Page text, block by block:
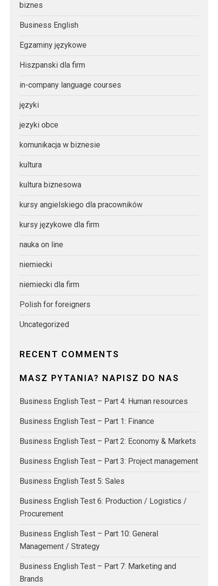
biznes
Business English
Egzaminy językowe
Hiszpanski dla firm
in-company language courses
języki
jezyki obce
komunikacja w biznesie
kultura
kultura biznesowa
kursy angielskiego dla pracowników
kursy językowe dla firm
nauka on line
niemiecki
niemiecki dla firm
Polish for foreigners
Uncategorized
RECENT COMMENTS
MASZ PYTANIA? NAPISZ DO NAS
Business English Test – Part 4: Human resources
Business English Test – Part 1: Finance
Business English Test – Part 2: Economy & Markets
Business English Test – Part 3: Project management
Business English Test 5: Sales
Business English Test 6: Production / Logistics /
Procurement
Business English Test – Part 10: General
Management / Strategy
Business English Test – Part 7: Marketing and
Brands